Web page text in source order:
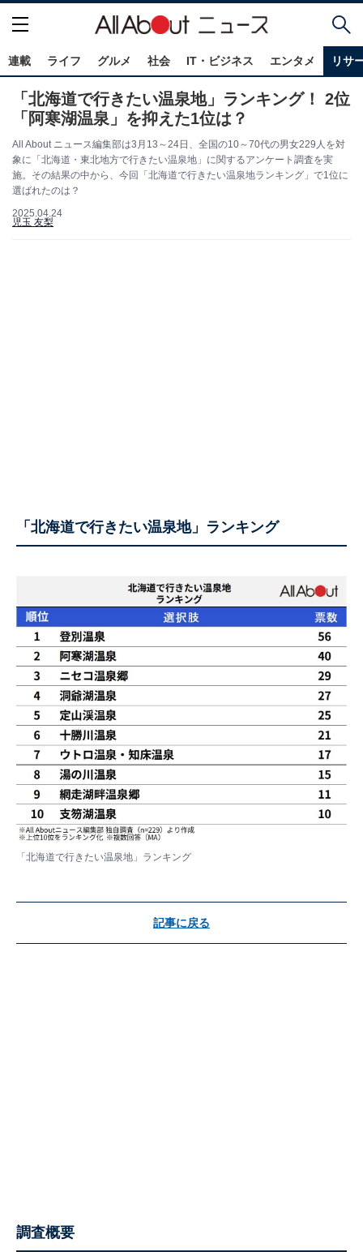
連載 ライフ グルメ 社会 IT・ビジネス エンタメ リサ
「北海道で行きたい温泉地」ランキング！ 2位
「阿寒湖温泉」を抑えた1位は？
All About ニュース編集部は3月13～24日、全国の10～70代の男女229人を対
象に「北海道・東北地方で行きたい温泉地」に関するアンケート調査を実
施。その結果の中から、今回「北海道で行きたい温泉地ランキング」で1位に
選ばれたのは？
2025.04.24
児玉 友梨
「北海道で行きたい温泉地」ランキング
「北海道で行きたい温泉地」ランキング
記事に戻る
調査概要